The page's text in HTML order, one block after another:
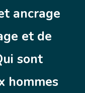
ancrage
et de
sont
hommes